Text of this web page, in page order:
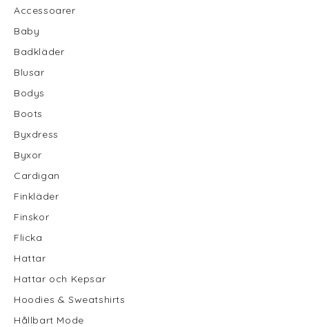
Accessoarer
Baby
Badkläder
Blusar
Bodys
Boots
Byxdress
Byxor
Cardigan
Finkläder
Finskor
Flicka
Hattar
Hattar och Kepsar
Hoodies & Sweatshirts
Hållbart Mode